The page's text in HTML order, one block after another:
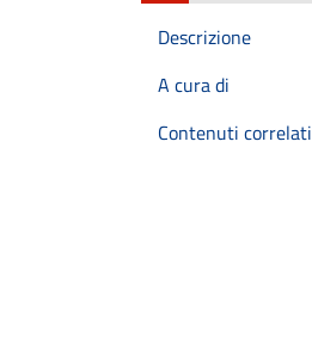
Descrizione
A cura di
Contenuti correlati